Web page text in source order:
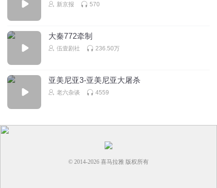
新京报 570
大秦772牵制
伍壹剧社 236.50万
亚美尼亚3-亚美尼亚大屠杀
老六杂谈 4559
© 2014-2026 喜马拉雅 版权所有